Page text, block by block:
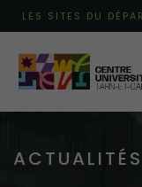
Aller au menu principal
Aller au contenu
Aller à la recherche
LES SITES DU
ACTUALITÉS